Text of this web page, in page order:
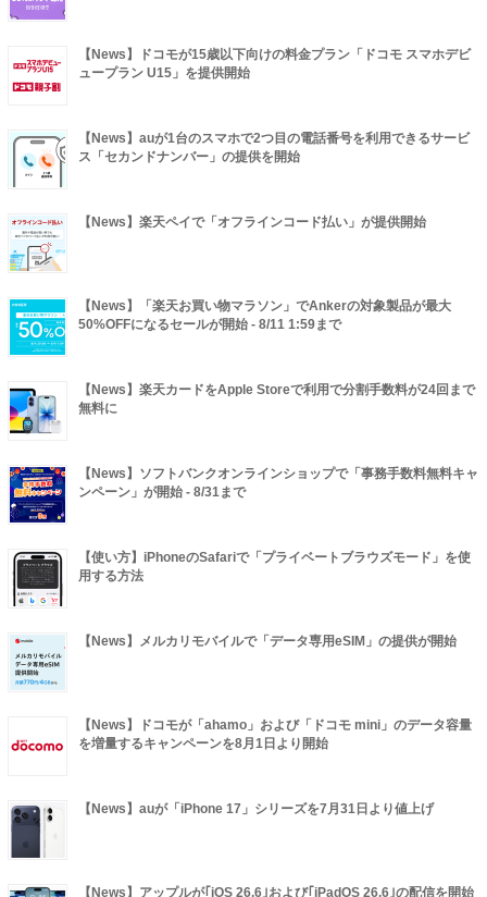
【News】ドコモが15歳以下向けの料金プラン「ドコモ スマホデビ
ュープラン U15」を提供開始
【News】auが1台のスマホで2つ目の電話番号を利用できるサービ
ス「セカンドナンバー」の提供を開始
【News】楽天ペイで「オフラインコード払い」が提供開始
【News】「楽天お買い物マラソン」でAnkerの対象製品が最大
50%OFFになるセールが開始 - 8/11 1:59まで
【News】楽天カードをApple Storeで利用で分割手数料が24回まで
無料に
【News】ソフトバンクオンラインショップで「事務手数料無料キャ
ンペーン」が開始 - 8/31まで
【使い方】iPhoneのSafariで「プライベートブラウズモード」を使
用する方法
【News】メルカリモバイルで「データ専用eSIM」の提供が開始
【News】ドコモが「ahamo」および「ドコモ mini」のデータ容量
を増量するキャンペーンを8月1日より開始
【News】auが「iPhone 17」シリーズを7月31日より値上げ
【News】アップルが｢iOS 26.6｣および｢iPadOS 26.6｣の配信を開始